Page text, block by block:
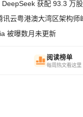
获配 93.3 万
云粤港澳大湾区架构师
被曝数月未更新
阅读榜单
每周热文看这里